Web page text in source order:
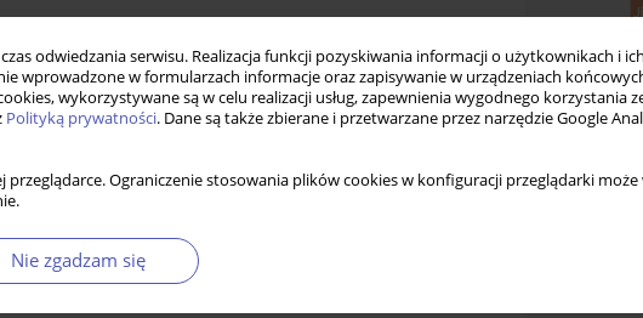
odwiedzania serwisu. Realizacja funkcji pozyskiwania informacji o użytkownikach i ich
wprowadzone w formularzach informacje oraz zapisywanie w urządzeniach
wykorzystywane są w celu realizacji usług, zapewnienia wygodnego korzystania
Polityką prywatności. Dane są także zbierane i przetwarzane przez narzędzie Google
przeglądarce. Ograniczenie stosowania plików cookies w konfiguracji przeglądarki może
Nie zgadzam się
Wpisz